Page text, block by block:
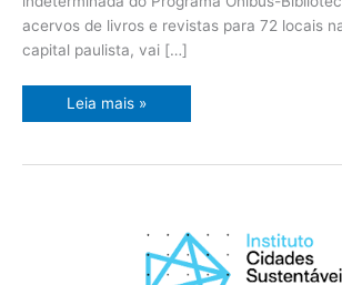
acervos de livros e revistas para 72 locais
capital paulista, vai […]
Leia mais »